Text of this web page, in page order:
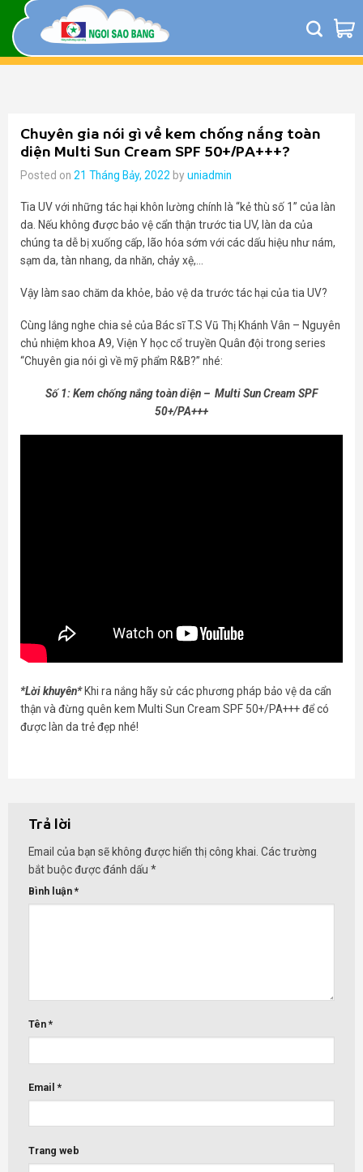
content
Chuyên gia nói gì về kem chống nắng toàn
diện Multi Sun Cream SPF 50+/PA+++?
Posted on 21 Tháng Bảy, 2022 by uniadmin
Tia UV với những tác hại khôn lường chính là “kẻ thù số 1” của làn
da. Nếu không được bảo vệ cẩn thận trước tia UV, làn da của
chúng ta dễ bị xuống cấp, lão hóa sớm với các dấu hiệu như nám,
sạm da, tàn nhang, da nhăn, chảy xệ,…
Vậy làm sao chăm da khỏe, bảo vệ da trước tác hại của tia UV?
Cùng lắng nghe chia sẻ của Bác sĩ T.S Vũ Thị Khánh Vân – Nguyên
chủ nhiệm khoa A9, Viện Y học cổ truyền Quân đội trong series
“Chuyên gia nói gì về mỹ phẩm R&B?” nhé:
Số 1: Kem chống nắng toàn diện – Multi Sun Cream SPF
50+/PA+++
*Lời khuyên*Khi ra nắng hãy sử các phương pháp bảo vệ da cẩn
thận và đừng quên kem Multi Sun Cream SPF 50+/PA+++ để có
được làn da trẻ đẹp nhé!
Trả lời
Email của bạn sẽ không được hiển thị công khai. Các trường
bắt buộc được đánh dấu *
Bình luận*
Tên*
Email*
Trang web